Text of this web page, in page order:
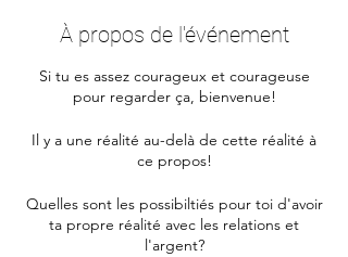
À propos de l'événement
Si tu es assez courageux et courageuse
pour regarder ça, bienvenue!
Il y a une réalité au-delà de cette réalité à
ce propos!
Quelles sont les possibiltiés pour toi d'avoir
ta propre réalité avec les relations et
l'argent?